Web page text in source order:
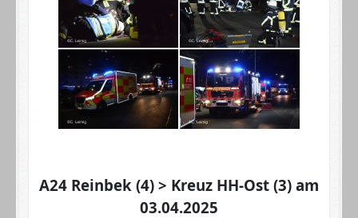
A24 Reinbek (4) > Kreuz HH-Ost (3) am
03.04.2025